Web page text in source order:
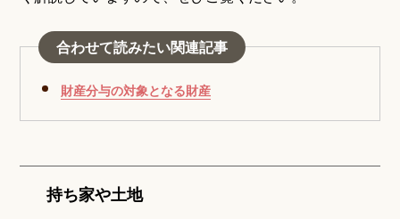
合わせて読みたい関連記事
財産分与の対象となる財産
持ち家や土地